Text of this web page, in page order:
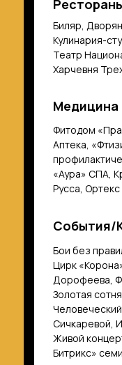
Медицина
События/
Биляр,
Кулинария-
Театр
Харчевня
Бои без
Цирк
Дорофеева,
Золотая
Сичкаревой,
Живой
Битрикс»
Фитодом
Аптека,
«Аура» СПА,
Русса,